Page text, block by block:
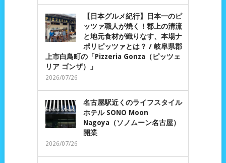
【日本グルメ紀行】日本一のピ
ッツァ職人が焼く！郡上の清流
と地元食材が織りなす、本場ナ
ポリピッツァとは？ / 岐阜県郡
上市白鳥町の「Pizzeria Gonza（ピッツェ
リア ゴンザ）」
2026/07/26
名古屋駅近くのライフスタイル
ホテル SONO Moon
Nagoya（ソノムーン名古屋）
開業
2026/07/26